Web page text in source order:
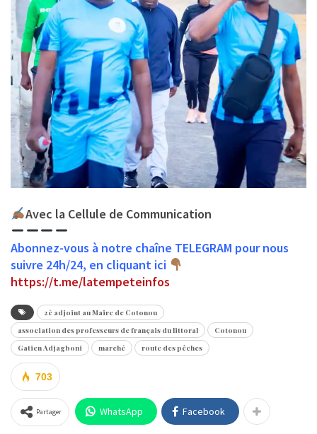
Avec la Cellule de Communication
Abonnez-vous à notre chaîne TELEGRAM pour nous
suivre 24h/24, en cliquant ici
https://t.me/latempeteinfos
2è adjoint au Maire de Cotonou
association des professeurs de français du littoral
Cotonou
Gatien Adjagboni
marché route des pêches
703
Partager WhatsApp Facebook